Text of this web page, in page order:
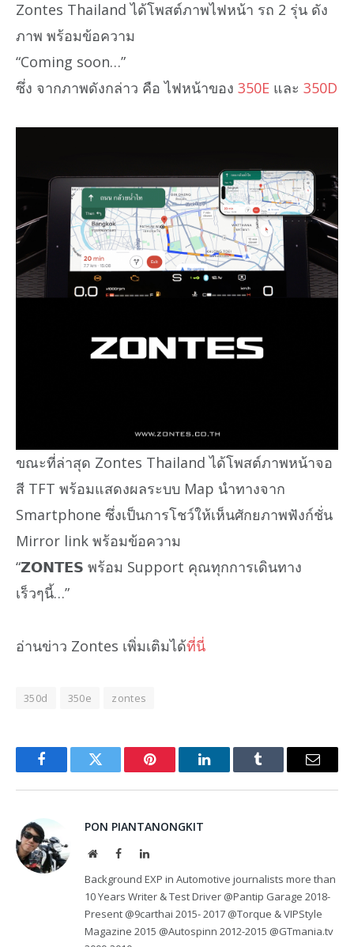
Zontes Thailand ได้โพสต์ภาพไฟหน้า รถ 2 รุ่น ดัง
ภาพ พร้อมข้อความ
“Coming soon…”
ซึ่ง จากภาพดังกล่าว คือ ไฟหน้าของ 350E และ 350D
ขณะที่ล่าสุด Zontes Thailand ได้โพสต์ภาพหน้าจอ
สี TFT พร้อมแสดงผลระบบ Map นำทางจาก
Smartphone ซึ่งเป็นการโชว์ให้เห็นศักยภาพฟังก์ชั่น
Mirror link พร้อมข้อความ
“𝗭𝗢𝗡𝗧𝗘𝗦 พร้อม Support คุณทุกการเดินทาง
เร็วๆนี้…”
อ่านข่าว Zontes เพิ่มเติมได้ที่นี่
350d 350e zontes
FacebookTwitter Pinterest LinkedInTumblr Email
PON PIANTANONGKIT
WebsiteFacebookLinkedIn
Background EXP in Automotive journalists more than
10 Years Writer & Test Driver @Pantip Garage 2018-
Present @9carthai 2015- 2017 @Torque & VIPStyle
Magazine 2015 @Autospinn 2012-2015 @GTmania.tv